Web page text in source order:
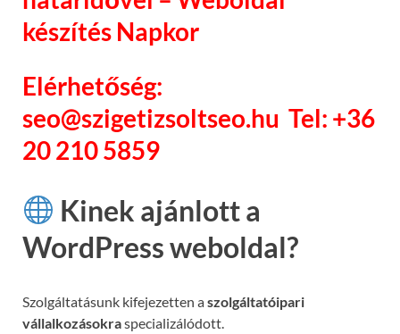
készítés Napkor
Elérhetőség:
seo@szigetizsoltseo.hu Tel: +36
20 210 5859
Kinek ajánlott a
WordPress weboldal?
Szolgáltatásunk kifejezetten aszolgáltatóipari
vállalkozásokraspecializálódott.